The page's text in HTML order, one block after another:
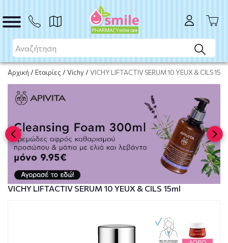
Αρχική /Εταιρίες /Vichy /VICHY LIFTACTIV SERUM 10 YEUX & CILS 15ml
Το προϊόν εξαντλήθηκε
Μη διαθέσιμο
VICHY LIFTACTIV SERUM 10 YEUX & CILS 15ml